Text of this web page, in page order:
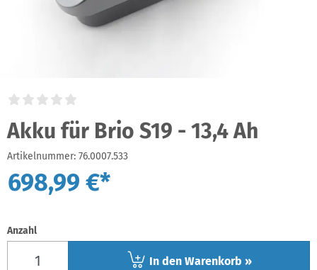
Akku für Brio S19 - 13,4 Ah
Artikelnummer: 76.0007.533
698,99 €*
Anzahl
In den Warenkorb »